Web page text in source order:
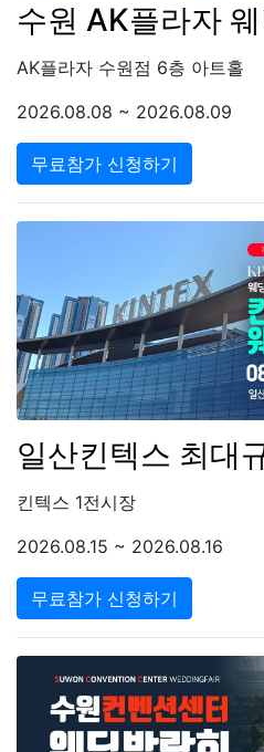
수원 AK플라자
AK플라자 수원점 6층 아트홀
2026.08.08 ~ 2026.08.09
무료참가 신청하기
일산킨텍스 최대
킨텍스 1전시장
2026.08.15 ~ 2026.08.16
무료참가 신청하기